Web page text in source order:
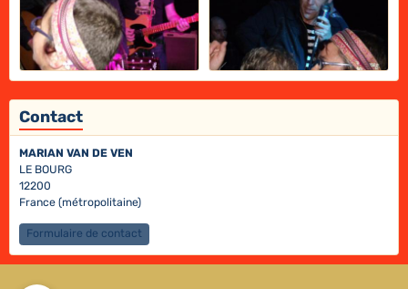
Contact
MARIAN VAN DE VEN
LE BOURG
12200
France (métropolitaine)
Formulaire de contact